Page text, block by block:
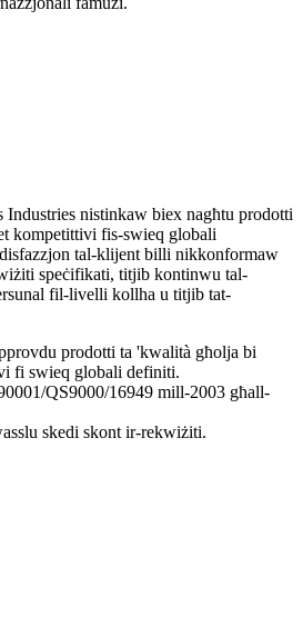
nistinkaw biex nagħtu prodotti
kompetittivi fis-swieq globali
tal-klijent billi nikkonformaw
speċifikati, titjib kontinwu tal-
fil-livelli kollha u titjib tat-
prodotti ta 'kwalità għolja bi
fi swieq globali definiti.
QS9000/16949 mill-2003 għall-
skedi skont ir-rekwiżiti.